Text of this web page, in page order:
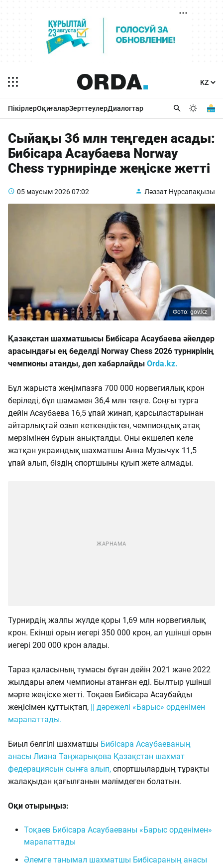
ПікірлерОқиғаларЗерттеулерДиалогтар
Cыйақы 36 млн теңгеден асады:
Бибісара Асаубаева Norway
Chess турнирінде жеңіске жетті
05 маусым 202607:02 Ләззат Нұрсапақызы
Фото: gov.kz
Қазақстан шахматшысы Бибісара Асаубаева әйелдер
арасындағы ең беделді Norway Chess 2026 турнирінің
чемпионы атанды, деп хабарлайды Orda.kz.
Бұл жарыста жеңімпазға 700 000 норвегиялық крон
беріледі, бұл шамамен 36,4 млн теңге. Соңғы турға
дейін Асаубаева 16,5 ұпай жинап, қарсыластарынан
айтарлықтай озып кеткендіктен, чемпиондық атақ
мерзімінен бұрын анықталды. Оны өкшелеп келе
жатқан украиндық шахматшы Анна Музычук 11,5
ұпай алып, біздің спортшыны қуып жете алмады.
Турнирдің жалпы жүлде қоры 1,69 млн норвегиялық
крон. Екінші орын иегері 350 000 крон, ал үшінші орын
иегері 200 000 крон алады.
Тараз қаласының тумасы бұған дейін 2021 және 2022
жылдары әлем чемпионы атанған еді. Былтыр үшінші
мәрте жеңіске жетті. Тоқаев Бибісара Асаубайды
жеңісімен құттықтап, || дәрежелі «Барыс» орденімен
марапаттады.
Биыл белгілі шахматшы Бибісара Асаубаеваның
анасы Лиана Таңжарықова Қазақстан шахмат
федерациясын сынға алып, спортшылардың тұрақты
жалақыдан қағылғанын мәлімдеген болатын.
Оқи отырыңыз:
Тоқаев Бибісара Асаубаеваны «Барыс орденімен»
марапаттады
Әлемге танымал шахматшы Бибісараның анасы